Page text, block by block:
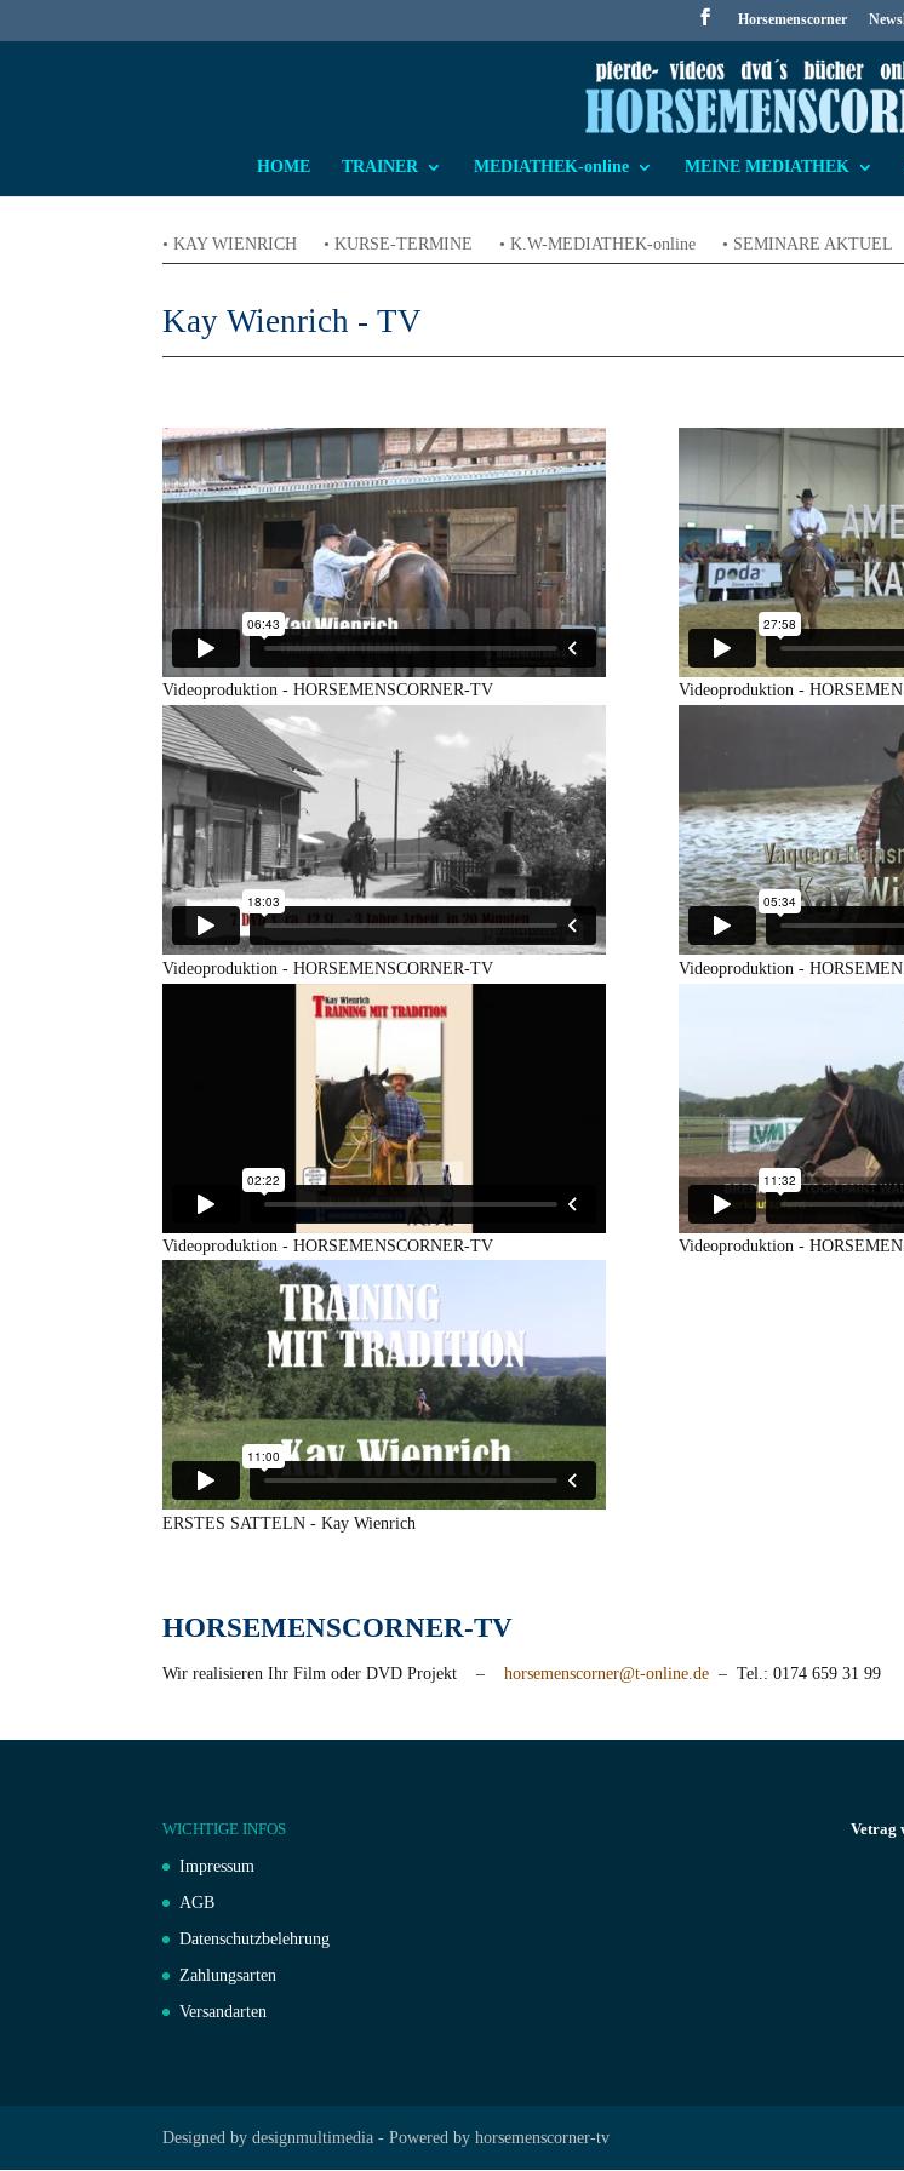
Horsemenscorner
HOME TRAINER MEDIATHEK-online MEINE MEDIATHEK
• KAY WIENRICH • KURSE-TERMINE • K.W-MEDIATHEK-online • SEMINARE AKTUEL
Kay Wienrich - TV
Videoproduktion - HORSEMENSCORNER-TV
Videoproduktion - HORSEMENSCORNER-TV
Videoproduktion - HORSEMENSCORNER-TV
ERSTES SATTELN - Kay Wienrich
Videoproduktion -
Videoproduktion -
Videoproduktion -
HORSEMENSCORNER-TV
Wir realisieren Ihr Film oder DVD Projekt –horsemenscorner@t-online.de – Tel.: 0174 659 31 99
WICHTIGE INFOS
Impressum
AGB
Datenschutzbelehrung
Zahlungsarten
Versandarten
Vetrag
Designed by designmultimedia - Powered by horsemenscorner-tv